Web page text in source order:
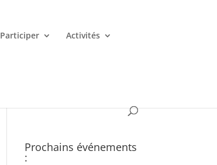
Participer Activités
Prochains événements
: